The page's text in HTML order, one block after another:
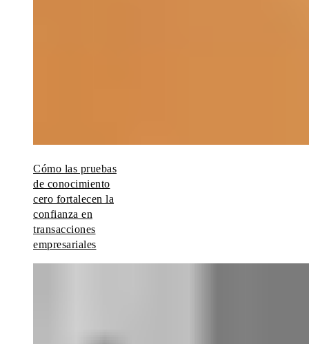
Cómo las pruebas
de conocimiento
cero fortalecen la
confianza en
transacciones
empresariales